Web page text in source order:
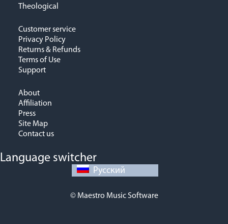
Theological
Customer service
Privacy Policy
Returns & Refunds
Terms of Use
Support
About
Affiliation
Press
Site Map
Contact us
Language switcher
Русский
© Maestro Music Software